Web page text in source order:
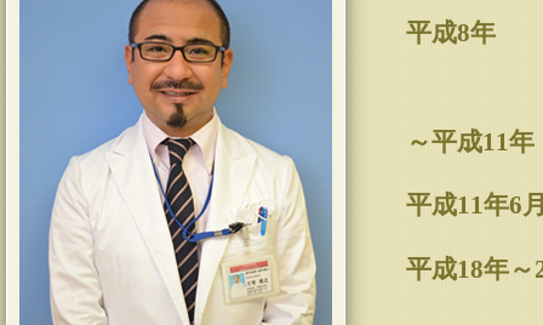
平成8年
～平成11年
平成11年6
平成18年～